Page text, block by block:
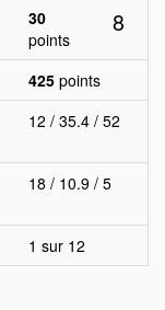
30
points
8
425 points
12 / 35.4 / 52
18 / 10.9 / 5
1 sur 12